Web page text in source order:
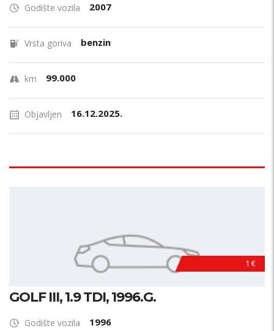
Godište vozila 2007
Vrsta goriva benzin
km 99.000
Objavljen 16.12.2025.
1 €
GOLF III, 1.9 TDI, 1996.G.
Godište vozila 1996